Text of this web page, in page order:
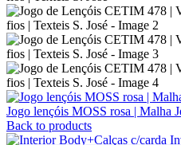
Jogo lençóis MOSS rosa | Malha
Back to products